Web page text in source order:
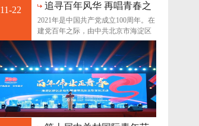
11-22
追寻百年风华 再唱青春之
歌 ——2021年第十届“青
春的海”中关村国际青年艺
术季综述
2021年是中国共产党成立100周年。在
建党百年之际，由中共北京市海淀区
委宣传部指导、北